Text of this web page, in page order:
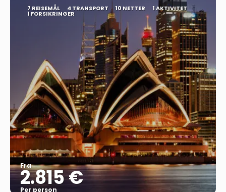
7 REISEMÅL 4 TRANSPORT 10 NETTER 1 AKTIVITET
1 FORSIKRINGER
Fra
2.815 €
Per person